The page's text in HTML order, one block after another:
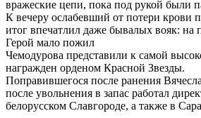
вражеские цепи, пока под рукой были
К вечеру ослабевший от потери крови
итог впечатлил даже бывалых вояк: на
Герой мало пожил
Чемодурова представили к самой
награжден орденом Красной Звезды.
Поправившегося после ранения
после увольнения в запас работал
белорусском Славгороде, а также в